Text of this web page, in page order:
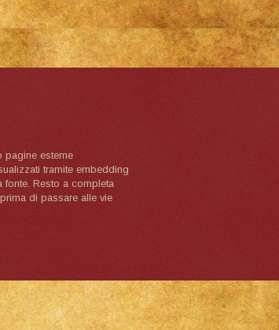
pagine esterne
tramite embedding
Resto a completa
di passare alle vie